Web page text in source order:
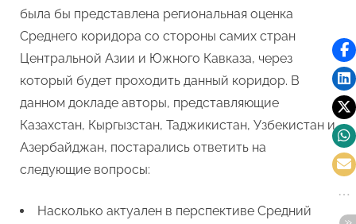
была бы представлена региональная оценка
Среднего коридора со стороны самих стран
Центральной Азии и Южного Кавказа, через
который будет проходить данный коридор. В
данном докладе авторы, представляющие
Казахстан, Кыргызстан, Таджикистан, Узбекистан и
Азербайджан, постарались ответить на
следующие вопросы:
Насколько актуален в перспективе Средний